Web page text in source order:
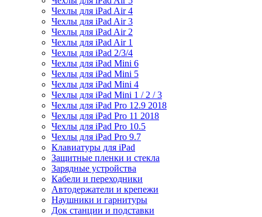
Чехлы для iPad Air 4
Чехлы для iPad Air 3
Чехлы для iPad Air 2
Чехлы для iPad Air 1
Чехлы для iPad 2/3/4
Чехлы для iPad Mini 6
Чехлы для iPad Mini 5
Чехлы для iPad Mini 4
Чехлы для iPad Mini 1 / 2 / 3
Чехлы для iPad Pro 12.9 2018
Чехлы для iPad Pro 11 2018
Чехлы для iPad Pro 10.5
Чехлы для iPad Pro 9.7
Клавиатуры для iPad
Защитные пленки и стекла
Зарядные устройства
Кабели и переходники
Автодержатели и крепежи
Наушники и гарнитуры
Док станции и подставки